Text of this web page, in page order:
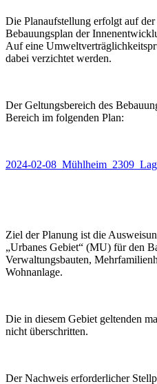
Die Planaufstellung erfolgt auf
Bebauungsplan der
Auf eine
dabei verzichtet werden.
Der Geltungsbereich des
Bereich im folgenden Plan:
2024-02-
Ziel der Planung ist die
„Urbanes Gebiet“ (MU) für den
Verwaltungsbauten,
Wohnanlage.
Die in diesem Gebiet geltenden
nicht überschritten.
Der Nachweis erforderlicher